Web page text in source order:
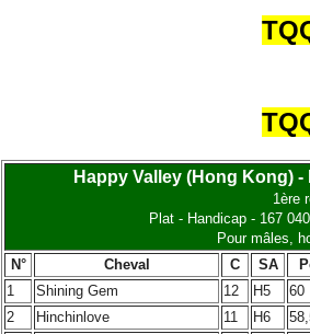
Happy Valley (Hong Kong)
1ère
Plat - Handicap - 167
Pour mâles,
N°
Cheval C SA
1
Shining Gem 12 H5 60
2
Hinchinlove 11 H6